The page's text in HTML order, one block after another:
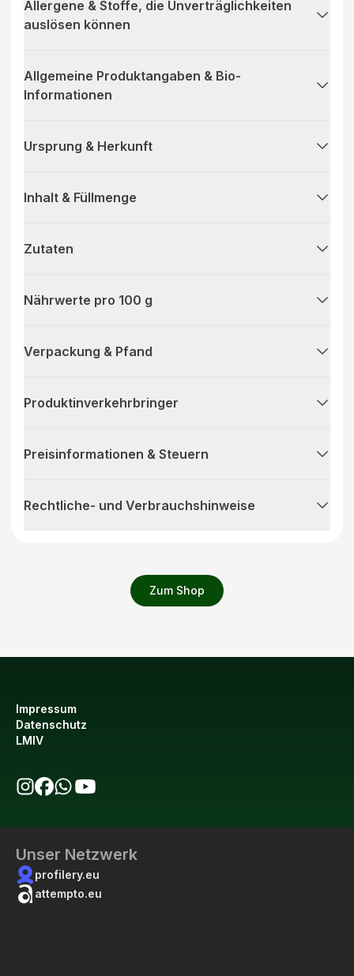
Zum Shop
Allergene & Stoffe, die Unverträglichkeiten
auslösen können
Allgemeine Produktangaben & Bio-
Informationen
Ursprung & Herkunft
Inhalt & Füllmenge
Zutaten
Nährwerte pro 100 g
Verpackung & Pfand
Produktinverkehrbringer
Preisinformationen & Steuern
Rechtliche- und Verbrauchshinweise
Impressum
Datenschutz
LMIV
Unser Netzwerk
profilery.eu
attempto.eu